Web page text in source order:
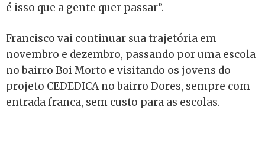
é isso que a gente quer passar”.
Francisco vai continuar sua trajetória em
novembro e dezembro, passando por uma escola
no bairro Boi Morto e visitando os jovens do
projeto CEDEDICA no bairro Dores, sempre com
entrada franca, sem custo para as escolas.